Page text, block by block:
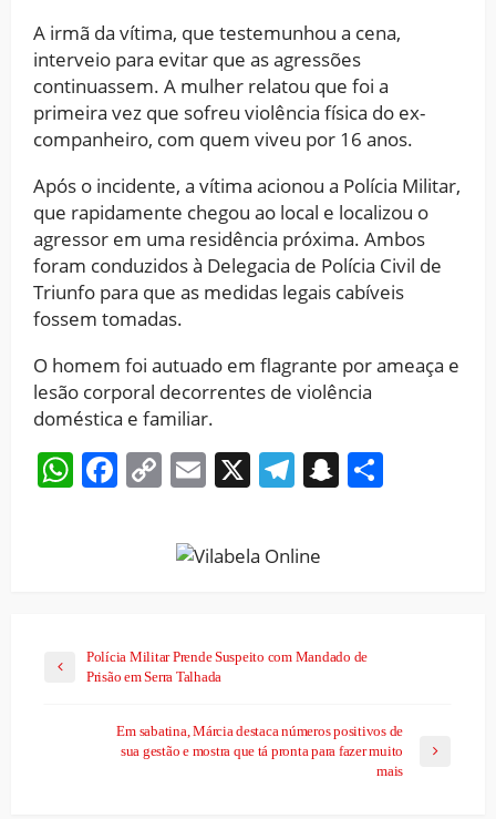
A irmã da vítima, que testemunhou a cena,
interveio para evitar que as agressões
continuassem. A mulher relatou que foi a
primeira vez que sofreu violência física do ex-
companheiro, com quem viveu por 16 anos.
Após o incidente, a vítima acionou a Polícia Militar,
que rapidamente chegou ao local e localizou o
agressor em uma residência próxima. Ambos
foram conduzidos à Delegacia de Polícia Civil de
Triunfo para que as medidas legais cabíveis
fossem tomadas.
O homem foi autuado em flagrante por ameaça e
lesão corporal decorrentes de violência
doméstica e familiar.
WhatsApp
Facebook
CopyEmail
X Telegram
Snapchat
Polícia Militar Prende Suspeito com Mandado de
Prisão em Serra Talhada
Em sabatina, Márcia destaca números positivos de
sua gestão e mostra que tá pronta para fazer muito
mais